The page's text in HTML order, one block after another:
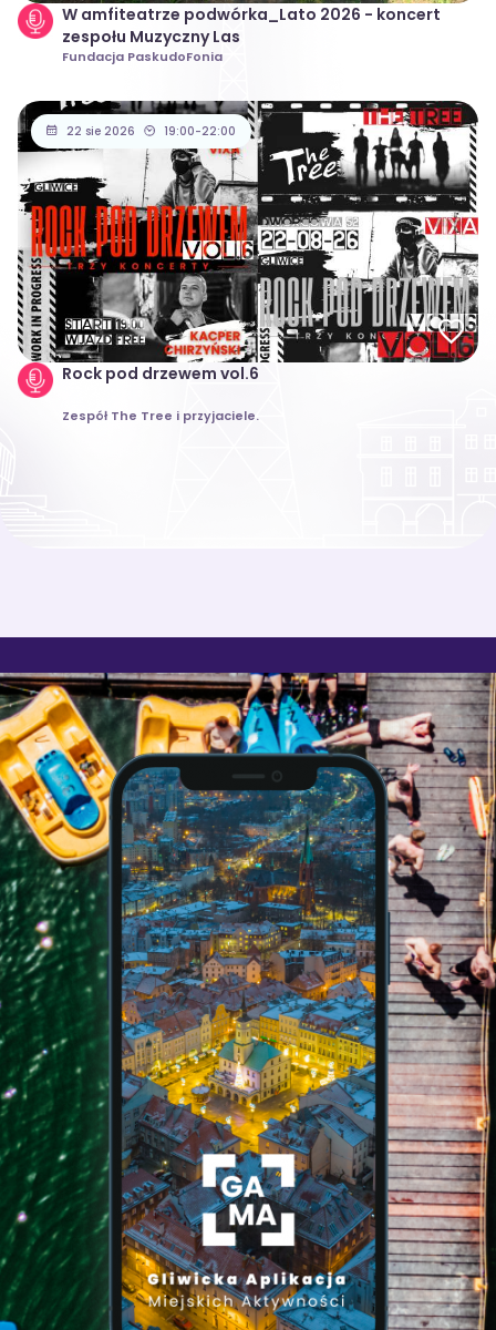
W amfiteatrze podwórka_Lato 2026 - koncert
zespołu Muzyczny Las
Fundacja PaskudoFonia
22 sie 2026 19:00-22:00
Rock pod drzewem vol.6
Zespół The Tree i przyjaciele.